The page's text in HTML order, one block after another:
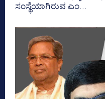
ಸಂಸ್ಥೆಯಾಗಿರುವ ಎಂ...